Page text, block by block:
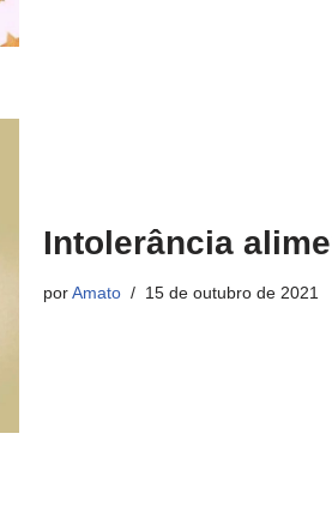
Intolerância
porAmato 15 de outubro de 2021